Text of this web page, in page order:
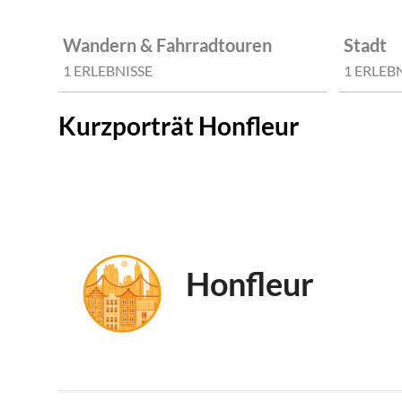
Wandern & Fahrradtouren
1 ERLEBNISSE
Stadt
1
Kurzporträt Honfleur
Honfleur